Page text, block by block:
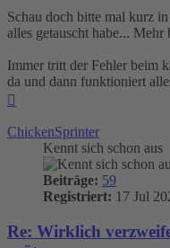
Schau doch bitte mal kurz
alles getauscht habe...
Immer tritt der Fehler beim
da und dann funktioniert
ChickenSprinter
Kennt sich schon aus
Beiträge: 59
Registriert: 17 Jul
Re: Wirklich